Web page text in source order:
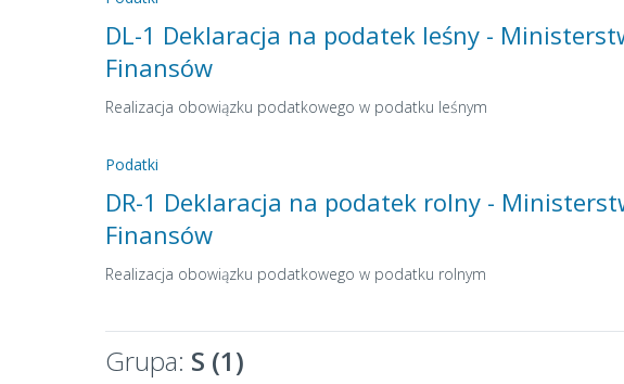
DL-1 Deklaracja na podatek leśny -
Finansów
Realizacja obowiązku podatkowego w podatku leśnym
Podatki
DR-1 Deklaracja na podatek rolny -
Finansów
Realizacja obowiązku podatkowego w podatku rolnym
Grupa: S (1)